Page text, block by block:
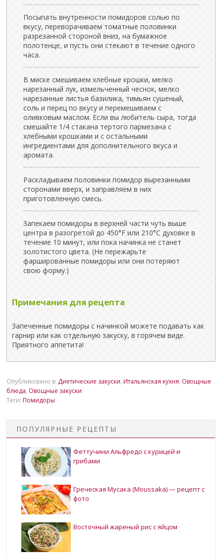
Посыпать внутренности помидоров солью по
вкусу, переворачиваем томатные половинки
разрезанной стороной вниз, на бумажное
полотенце, и пусть они стекают в течение одного
часа.
В миске смешиваем хлебные крошки, мелко
нарезанный лук, измельченный чеснок, мелко
нарезанные листья базилика, тимьян сушеный,
соль и перец по вкусу и перемешиваем с
оливковым маслом. Если вы любитель сыра, тогда
смешайте 1/4 стакана тертого пармезана с
хлебными крошками и с остальными
ингредиентами для дополнительного вкуса и
аромата.
Раскладываем половинки помидор вырезанными
сторонами вверх, и заправляем в них
приготовленную смесь.
Запекаем помидоры в верхней части чуть выше
центра в разогретой до 450°F или 210°C духовке в
течение 10 минут, или пока начинка не станет
золотистого цвета. (Не пережарьте
фаршированные помидоры или они потеряют
свою форму.)
Примечания для рецепта
Запеченные помидоры с начинкой можете подавать как
гарнир или как отдельную закуску, в горячем виде.
Приятного аппетита!
Опубликовано в: Диетические закуски,Итальянская кухня, Овощные
блюда, Овощные закуски
Теги:Помидоры
ПОПУЛЯРНЫЕ РЕЦЕПТЫ
Феттучини Альфредо с курицей и
грибами
Греческая Мусака (Moussaka) — рецепт с
фото
Восточный жареный рис с яйцом